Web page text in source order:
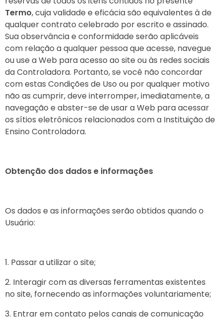
Termo, cuja validade e eficácia são equivalentes à de
qualquer contrato celebrado por escrito e assinado.
Sua observância e conformidade serão aplicáveis
com relação a qualquer pessoa que acesse, navegue
ou use a Web para acesso ao site ou às redes sociais
da Controladora. Portanto, se você não concordar
com estas Condições de Uso ou por qualquer motivo
não as cumprir, deve interromper, imediatamente, a
navegação e abster-se de usar a Web para acessar
os sítios eletrônicos relacionados com a Instituição de
Ensino Controladora.
Obtenção dos dados e informações
Os dados e as informações serão obtidos quando o
Usuário:
Passar a utilizar o site;
Interagir com as diversas ferramentas existentes
no site, fornecendo as informações voluntariamente;
Entrar em contato pelos canais de comunicação